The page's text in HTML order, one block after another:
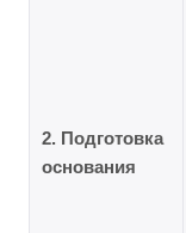
2. Подготовка
основания